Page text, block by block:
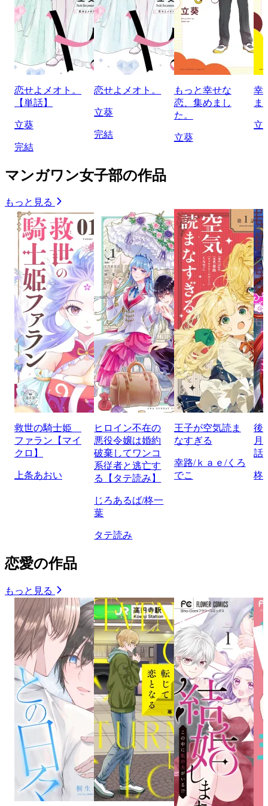
恋せよメオト。
【単話】
立葵
完結
恋せよメオト。
立葵
完結
もっと幸せな
恋、集めまし
た。
立葵
幸
ま
立
マンガワン女子部の作品
もっと見る
救世の騎士姫
ファラン【マイ
クロ】
上条あおい
ヒロイン不在の
悪役令嬢は婚約
破棄してワンコ
系従者と逃亡す
る【タテ読み】
じろあるば/柊一
葉
タテ読み
王子が空気読ま
なすぎる
幸路/ｋａｅ/くろ
でこ
後
月
話
柊
恋愛の作品
もっと見る